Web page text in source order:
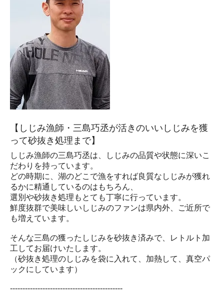
【しじみ漁師・三島巧丞が活きのいいしじみを獲
って砂抜き処理まで】
しじみ漁師の三島巧丞は、しじみの品質や状態に深いこ
だわりを持っています。
どの時期に、湖のどこで漁をすれば良質なしじみが獲れ
るかに精通しているのはもちろん、
選別や砂抜き処理もとても丁寧に行っています。
鮮度抜群で美味しいしじみのファンは県内外、ご近所で
も増えています。
そんな三島の獲ったしじみを砂抜き済みで、レトルト加
工してお届けいたします。
（砂抜き処理のしじみを袋に入れて、加熱して、真空パ
ックにしています）
---------------------------------------------